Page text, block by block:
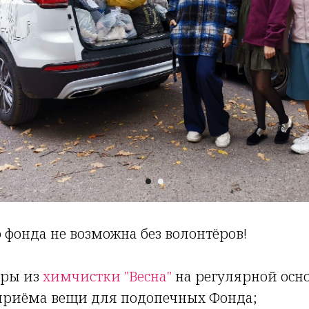
фонда не возможна без волонтёров!
из химчистки "Весна" на регулярной
вещи для подопечных Фонда;